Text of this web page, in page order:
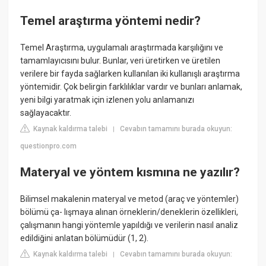
Temel araştırma yöntemi nedir?
Temel Araştırma, uygulamalı araştırmada karşılığını ve
tamamlayıcısını bulur. Bunlar, veri üretirken ve üretilen
verilere bir fayda sağlarken kullanılan iki kullanışlı araştırma
yöntemidir. Çok belirgin farklılıklar vardır ve bunları anlamak,
yeni bilgi yaratmak için izlenen yolu anlamanızı
sağlayacaktır.
Kaynak kaldırma talebi |Cevabın tamamını burada okuyun:
questionpro.com
Materyal ve yöntem kısmına ne yazılır?
Bilimsel makalenin materyal ve metod (araç ve yöntemler)
bölümü ça- lışmaya alınan örneklerin/deneklerin özellikleri,
çalışmanın hangi yöntemle yapıldığı ve verilerin nasıl analiz
edildiğini anlatan bölümüdür (1, 2).
Kaynak kaldırma talebi |Cevabın tamamını burada okuyun: